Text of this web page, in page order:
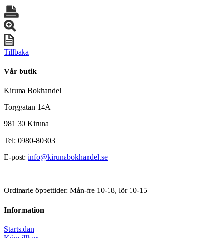
Tillbaka
Vår butik
Kiruna Bokhandel
Torggatan 14A
981 30 Kiruna
Tel: 0980-80303
E-post: info@kirunabokhandel.se
Ordinarie öppettider: Mån-fre 10-18, lör 10-15
Information
Startsidan